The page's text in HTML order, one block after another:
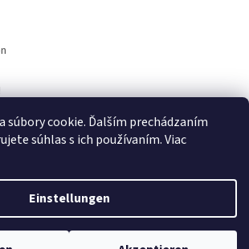
súbory cookie. Ďalším prechádzaním
súhlas s ich používaním. Viac
Einstellungen
wählen?
Erstellt von Shoptet